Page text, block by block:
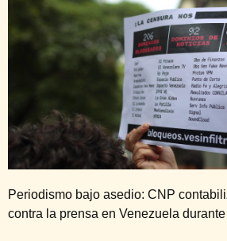
Periodismo bajo asedio: CNP
contra la prensa en Venezuela